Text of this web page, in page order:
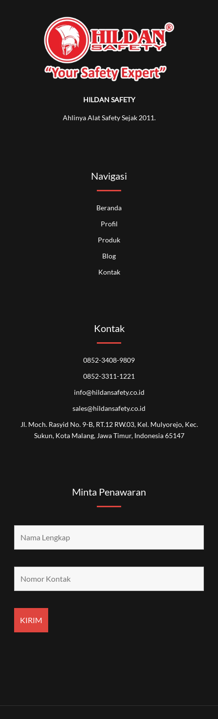
HILDAN SAFETY
Ahlinya Alat Safety Sejak 2011.
Navigasi
Beranda
Profil
Produk
Blog
Kontak
Kontak
0852-3408-9809
0852-3311-1221
info@hildansafety.co.id
sales@hildansafety.co.id
Jl. Moch. Rasyid No. 9-B, RT.12 RW.03, Kel. Mulyorejo, Kec.
Sukun, Kota Malang, Jawa Timur, Indonesia 65147
Minta Penawaran